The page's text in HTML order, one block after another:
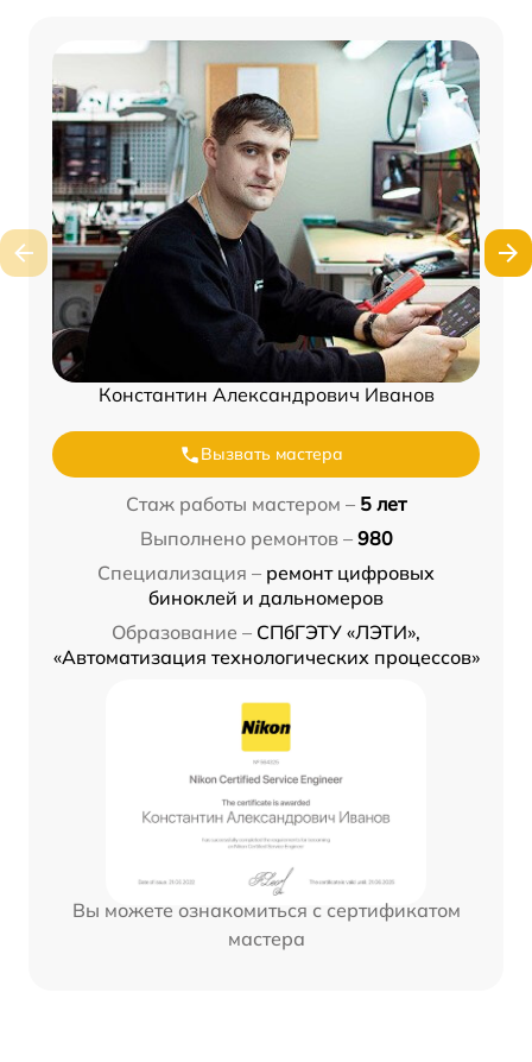
Константин Александрович Иванов
Вызвать мастера
Стаж работы мастером – 5 лет
Выполнено ремонтов – 980
Специализация – ремонт цифровых
биноклей и дальномеров
Образование – СПбГЭТУ «ЛЭТИ»,
«Автоматизация технологических процессов»
Вы можете ознакомиться с сертификатом
мастера